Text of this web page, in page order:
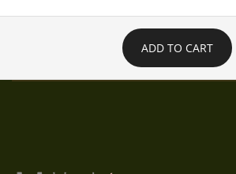
ADD TO CART